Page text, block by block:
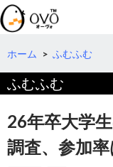
検
索
コ
テ
へ
動
ホーム > ふむふむ
ふむふむ
26年卒大学
調査、参加